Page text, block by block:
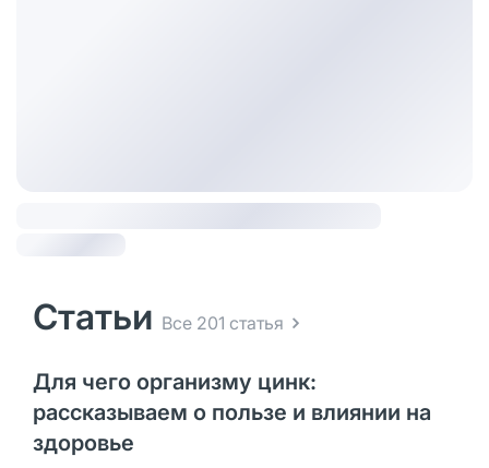
Статьи Все 201 статья
Для чего организму цинк:
рассказываем о пользе и влиянии на
здоровье